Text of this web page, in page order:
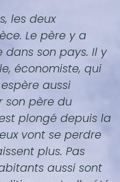
les deux
Le père y a
dans son pays. Il y
économiste, qui
aussi
son père du
plongé depuis la
vont se perdre
plus. Pas
aussi sont